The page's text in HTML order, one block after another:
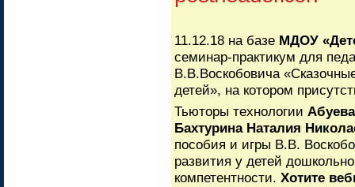
11.12.18 на базе МДОУ
семинар-практикум для
В.В.Воскобовича
детей», на котором
Тьюторы технологии
Бахтурина Наталия
пособия и игры В.В.
развития у детей
компетентности. Хотите